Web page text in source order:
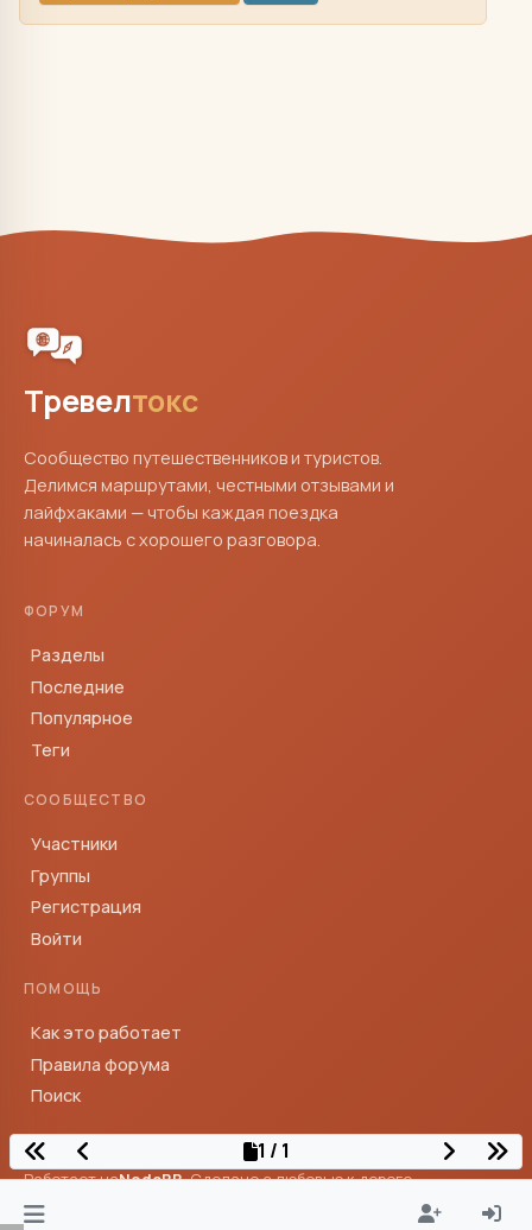
Тревелтокс
Сообщество путешественников и туристов.
Делимся маршрутами, честными отзывами и
лайфхаками — чтобы каждая поездка
начиналась с хорошего разговора.
ФОРУМ
Разделы
Последние
Популярное
Теги
СООБЩЕСТВО
Участники
Группы
Регистрация
Войти
ПОМОЩЬ
Как это работает
Правила форума
Поиск
Работает наNodeBB· Сделано с любовью к дороге
© Тревелтокс — сообщество путешественников
1 / 1